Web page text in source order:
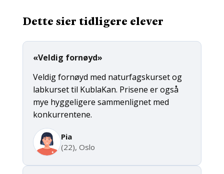
Dette sier tidligere elever
«Veldig fornøyd»
Veldig fornøyd med naturfagskurset og
labkurset til KublaKan. Prisene er også
mye hyggeligere sammenlignet med
konkurrentene.
Pia
(22), Oslo